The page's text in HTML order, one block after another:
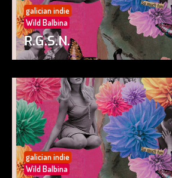
galician indie
Wild Balbina
R.G.S.N.
galician indie
Wild Balbina